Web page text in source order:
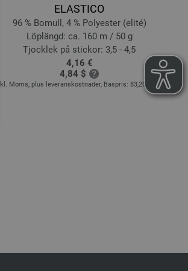
ELASTICO
96 % Bomull, 4 % Polyester (elité)
Löplängd: ca. 160 m / 50 g
Tjocklek på stickor: 3,5 - 4,5
4,16 €
4,84 $
Moms, plus leveranskostnader, Baspris: 83,20 € / kg